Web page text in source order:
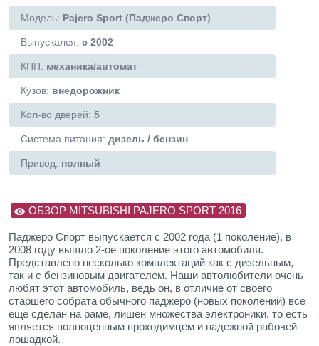
Модель: Pajero Sport (Паджеро Спорт)
Выпускался: с 2002
КПП: механика/автомат
Кузов: внедорожник
Кол-во дверей: 5
Система питания: дизель / бензин
Привод: полный
ОБЗОР MITSUBISHI PAJERO SPORT 2016
Паджеро Спорт выпускается с 2002 года (1 поколение), в
2008 году вышло 2-ое поколение этого автомобиля.
Представлено несколько комплектаций как с дизельным,
так и с бензиновым двигателем. Наши автолюбители очень
любят этот автомобиль, ведь он, в отличие от своего
старшего собрата обычного паджеро (новых поколений) все
еще сделан на раме, лишен множества электроники, то есть
является полноценным проходимцем и надежной рабочей
лошадкой.